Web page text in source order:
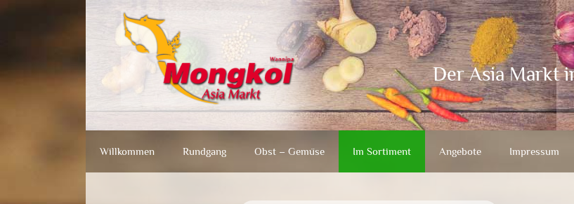
Der Asia Markt
Willkommen Rundgang Obst – Gemüse Im Sortiment Angebote Impressum